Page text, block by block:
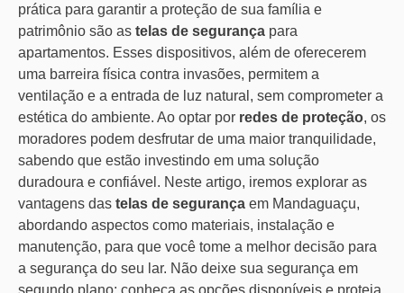
prática para garantir a proteção de sua família e
patrimônio são as telas de segurança para
apartamentos. Esses dispositivos, além de oferecerem
uma barreira física contra invasões, permitem a
ventilação e a entrada de luz natural, sem comprometer a
estética do ambiente. Ao optar por redes de proteção, os
moradores podem desfrutar de uma maior tranquilidade,
sabendo que estão investindo em uma solução
duradoura e confiável. Neste artigo, iremos explorar as
vantagens das telas de segurança em Mandaguaçu,
abordando aspectos como materiais, instalação e
manutenção, para que você tome a melhor decisão para
a segurança do seu lar. Não deixe sua segurança em
segundo plano; conheça as opções disponíveis e proteja